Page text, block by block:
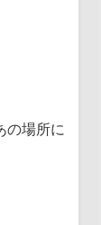
の場所に